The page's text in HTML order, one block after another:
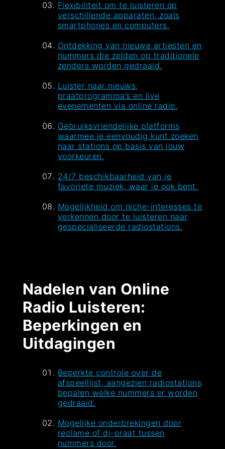
Flexibiliteit om te luisteren op
verschillende apparaten, zoals
smartphones en computers.
Ontdekking van nieuwe artiesten en
nummers die zelden op traditionele
zenders worden gedraaid.
Luister naar nieuws,
praatprogramma’s en live
evenementen via online radio.
Gebruiksvriendelijke platforms
waarmee je eenvoudig kunt zoeken
naar stations op basis van jouw
voorkeuren.
24/7 beschikbaarheid van je
favoriete muziek, waar je ook bent.
Mogelijkheid om niche-interesses te
verkennen door te luisteren naar
gespecialiseerde radiostations.
Nadelen van Online
Radio Luisteren:
Beperkingen en
Uitdagingen
Beperkte controle over de
afspeellijst, aangezien radiostations
bepalen welke nummers er worden
gedraaid.
Mogelijke onderbrekingen door
reclame of dj-praat tussen
nummers door.